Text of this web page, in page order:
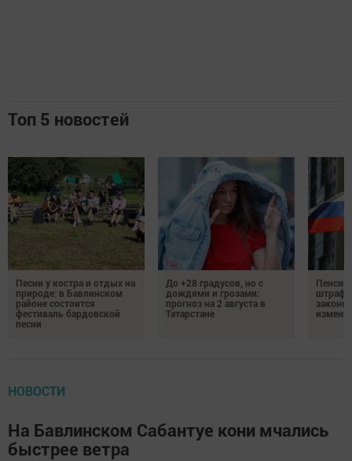
Топ 5 новостей
Песни у костра и отдых на
природе: в Бавлинском
районе состоится
фестиваль бардовской
песни
До +28 градусов, но с
дождями и грозами:
прогноз на 2 августа в
Татарстане
НОВОСТИ
На Бавлинском Сабантуе кони мчались
быстрее ветра